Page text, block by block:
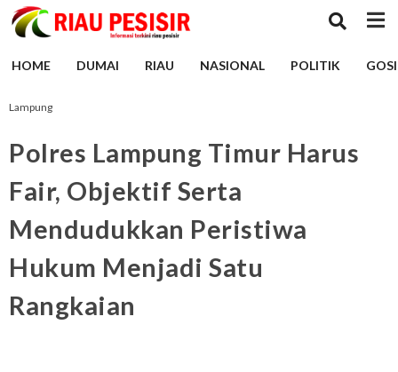
HOME DUMAI RIAU NASIONAL POLITIK
Lampung
Polres Lampung Timur Harus
Fair, Objektif Serta
Mendudukkan Peristiwa
Hukum Menjadi Satu
Rangkaian